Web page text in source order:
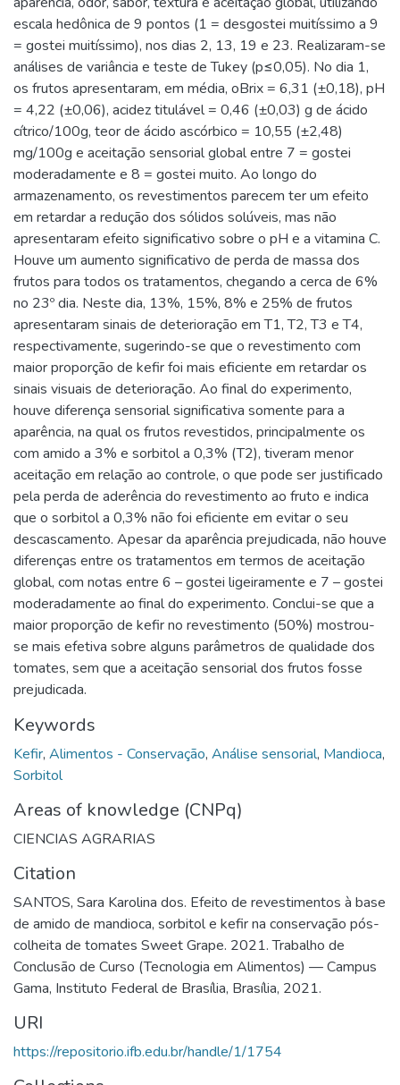
escala hedônica de 9 pontos (1 = desgostei muitíssimo a 9
= gostei muitíssimo), nos dias 2, 13, 19 e 23. Realizaram-se
análises de variância e teste de Tukey (p≤0,05). No dia 1,
os frutos apresentaram, em média, oBrix = 6,31 (±0,18), pH
= 4,22 (±0,06), acidez titulável = 0,46 (±0,03) g de ácido
cítrico/100g, teor de ácido ascórbico = 10,55 (±2,48)
mg/100g e aceitação sensorial global entre 7 = gostei
moderadamente e 8 = gostei muito. Ao longo do
armazenamento, os revestimentos parecem ter um efeito
em retardar a redução dos sólidos solúveis, mas não
apresentaram efeito significativo sobre o pH e a vitamina C.
Houve um aumento significativo de perda de massa dos
frutos para todos os tratamentos, chegando a cerca de 6%
no 23º dia. Neste dia, 13%, 15%, 8% e 25% de frutos
apresentaram sinais de deterioração em T1, T2, T3 e T4,
respectivamente, sugerindo-se que o revestimento com
maior proporção de kefir foi mais eficiente em retardar os
sinais visuais de deterioração. Ao final do experimento,
houve diferença sensorial significativa somente para a
aparência, na qual os frutos revestidos, principalmente os
com amido a 3% e sorbitol a 0,3% (T2), tiveram menor
aceitação em relação ao controle, o que pode ser justificado
pela perda de aderência do revestimento ao fruto e indica
que o sorbitol a 0,3% não foi eficiente em evitar o seu
descascamento. Apesar da aparência prejudicada, não houve
diferenças entre os tratamentos em termos de aceitação
global, com notas entre 6 – gostei ligeiramente e 7 – gostei
moderadamente ao final do experimento. Conclui-se que a
maior proporção de kefir no revestimento (50%) mostrou-
se mais efetiva sobre alguns parâmetros de qualidade dos
tomates, sem que a aceitação sensorial dos frutos fosse
prejudicada.
Keywords
Kefir, Alimentos - Conservação, Análise sensorial, Mandioca,
Sorbitol
Areas of knowledge (CNPq)
CIENCIAS AGRARIAS
Citation
SANTOS, Sara Karolina dos. Efeito de revestimentos à base
de amido de mandioca, sorbitol e kefir na conservação pós-
colheita de tomates Sweet Grape. 2021. Trabalho de
Conclusão de Curso (Tecnologia em Alimentos) — Campus
Gama, Instituto Federal de Brasília, Brasília, 2021.
URI
https://repositorio.ifb.edu.br/handle/1/1754